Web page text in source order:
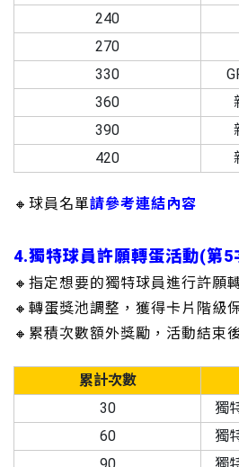
240
270
330
360
390
420
🔸球員名單請參考連結內容
4.獨特球員許願轉蛋活動(第5
🔸指定想要的獨特球員進行許願
🔸轉蛋獎池調整，獲得卡片階級
🔸累積次數額外獎勵，活動結束
累計次數
30
獨
60
獨